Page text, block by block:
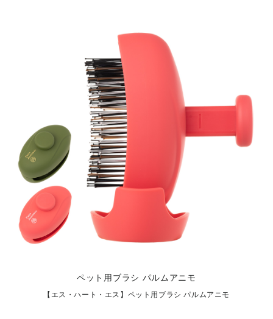
ペット用ブラシ パルムアニモ
【エス・ハート・エス】ペット用ブラシ パルムアニモ